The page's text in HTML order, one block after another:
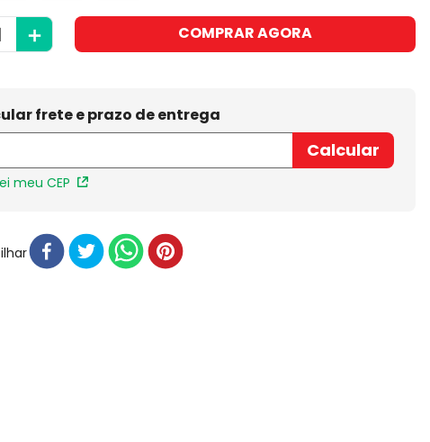
＋ COMPRAR AGORA
meu CEP